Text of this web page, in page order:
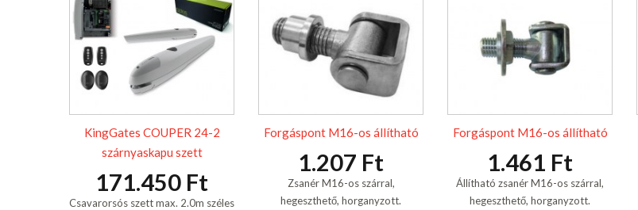
KingGates COUPER 24-2
szárnyaskapu szett
171.450 Ft
Csavarorsós szett max. 2.0m széles
Forgáspont M16-os állítható
1.207 Ft
Zsanér M16-os szárral,
hegeszthető, horganyzott.
Forgáspont M16-os állítható
1.461 Ft
Állítható zsanér M16-os szárral,
hegeszthető, horganyzott.